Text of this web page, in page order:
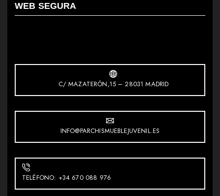
WEB SEGURA
C/ MAZATERÓN,15 – 28031 MADRID
INFO@PARCHISMUEBLEJUVENIL.ES
TELÉFONO: +34 670 088 976